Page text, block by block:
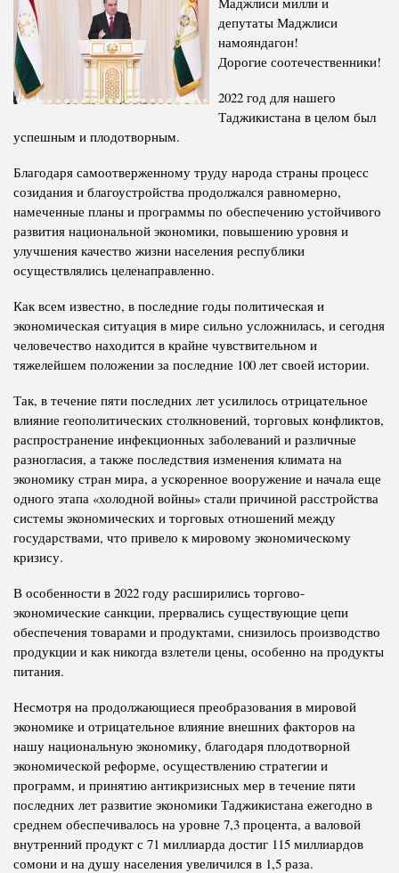
Полномочия
Биография
Книги
Пресс-центр
ПРЕЗИДЕНТ РЕСПУБЛИКИ ТАДЖИКИСТАН
Структура Института
Руководители и сотрудники
История руководителей
депутаты Маджлиси
намояндагон!
Дорогие соотечественники!
2022 год для нашего
Таджикистана в целом был
успешным и плодотворным.
Благодаря самоотверженному труду народа страны процесс
созидания и благоустройства продолжался равномерно,
намеченные планы и программы по обеспечению устойчивого
развития национальной экономики, повышению уровня и
улучшения качество жизни населения республики
осуществлялись целенаправленно.
Как всем известно, в последние годы политическая и
экономическая ситуация в мире сильно усложнилась, и сегодня
человечество находится в крайне чувствительном и
тяжелейшем положении за последние 100 лет своей истории.
Так, в течение пяти последних лет усилилось отрицательное
влияние геополитических столкновений, торговых конфликтов,
распространение инфекционных заболеваний и различные
разногласия, а также последствия изменения климата на
экономику стран мира, а ускоренное вооружение и начала еще
одного этапа «холодной войны» стали причиной расстройства
системы экономических и торговых отношений между
государствами, что привело к мировому экономическому
кризису.
В особенности в 2022 году расширились торгово-
экономические санкции, прервались существующие цепи
обеспечения товарами и продуктами, снизилось производство
продукции и как никогда взлетели цены, особенно на продукты
питания.
Несмотря на продолжающиеся преобразования в мировой
экономике и отрицательное влияние внешних факторов на
нашу национальную экономику, благодаря плодотворной
экономической реформе, осуществлению стратегии и
программ, и принятию антикризисных мер в течение пяти
последних лет развитие экономики Таджикистана ежегодно в
среднем обеспечивалось на уровне 7,3 процента, а валовой
внутренний продукт с 71 миллиарда достиг 115 миллиардов
сомони и на душу населения увеличился в 1,5 раза.